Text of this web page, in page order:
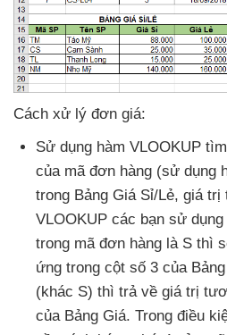
Cách xử lý đơn giá:
Sử dụng hàm VLOOKUP
của mã đơn hàng (sử dụng
trong Bảng Giá Sỉ/Lẻ, giá trị
VLOOKUP các bạn sử dụng
trong mã đơn hàng là S thì
ứng trong cột số 3 của
(khác S) thì trả về giá trị
của Bảng Giá. Trong điều